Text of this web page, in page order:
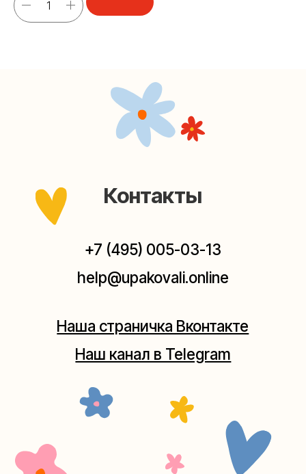
Мастерские упаковки подарков работают без
выходных, с 10 до 20 часов. Пишите, звоните,
(как пройти)
Москва, ул.Таганская, дом 25-27
(как пройти)
Мастерская на Плющихе
Мастерская на Таганке
+7 (980) 495-03-13
+7 (980) 156-03-13